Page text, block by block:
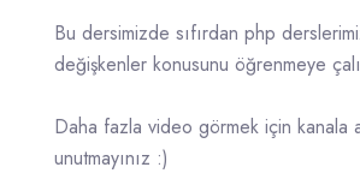
Bu dersimizde sıfırdan php
değişkenler konusunu öğrenmeye
Daha fazla video görmek için kanala
unutmayınız :)